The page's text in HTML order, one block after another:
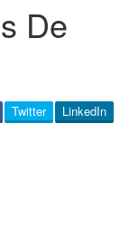
De
LinkedIn
Twitter